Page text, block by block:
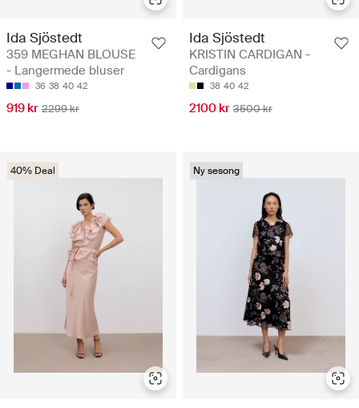
Ida Sjöstedt
359 MEGHAN BLOUSE
- Langermede bluser
36 38 40 42
919 kr 2299 kr
Ida Sjöstedt
KRISTIN CARDIGAN -
Cardigans
38 40 42
2100 kr 3500 kr
40% Deal Ny sesong